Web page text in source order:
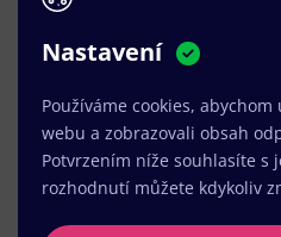
Nastavení
Používáme cookies,
webu a zobrazovali obsah
Potvrzením níže souhlasíte s
rozhodnutí můžete kdykoliv